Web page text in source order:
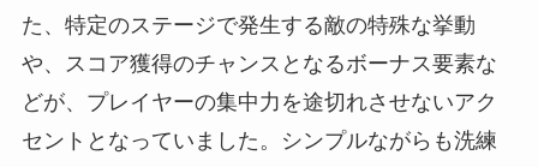
た、特定のステージで発生する敵の特殊な挙動
や、スコア獲得のチャンスとなるボーナス要素な
どが、プレイヤーの集中力を途切れさせないアク
セントとなっていました。シンプルながらも洗練